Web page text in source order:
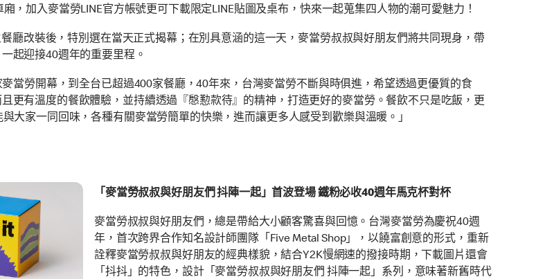
，加入麥當勞LINE官方帳號更可下載限定LINE貼圖及桌布，快來一起蒐集四人物的潮可愛魅力！
廳改裝後，特別選在當天正式揭幕；在別具意涵的這一天，麥當勞叔叔與好朋友們將共同現身，帶
起迎接40週年的重要里程。
當勞開幕，到全台已超過400家餐廳，40年來，台灣麥當勞不斷與時俱進，希望透過更優質的食
更有溫度的餐飲體驗，並持續透過『慇懃款待』的精神，打造更好的麥當勞。餐飲不只是吃飯，更
大家一同回味，各種有關麥當勞簡單的快樂，進而讓更多人感受到歡樂與溫暖。」
「麥當勞叔叔與好朋友們 抖陣一起」首波登場 鐵粉必收40週年馬克杯對杯
麥當勞叔叔與好朋友們，總是帶給大小顧客驚喜與回憶。台灣麥當勞為慶祝40週
年，首次跨界合作知名設計師團隊「Five Metal Shop」，以饒富創意的形式，重新
詮釋麥當勞叔叔與好朋友的經典樣貌，結合Y2K慢網速的撥接時期，下載圖片還會
「抖抖」的特色，設計「麥當勞叔叔與好朋友們 抖陣一起」系列，意味著新舊時代